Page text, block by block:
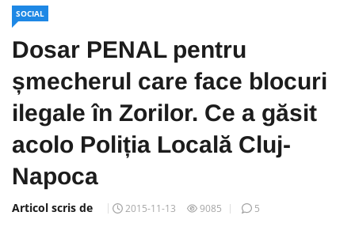
SOCIAL
Dosar PENAL pentru
șmecherul care face blocuri
ilegale în Zorilor. Ce a găsit
acolo Poliția Locală Cluj-
Napoca
Articol scris de 2015-11-13 9085 5